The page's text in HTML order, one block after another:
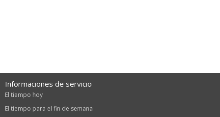
Informaciones de servicio
El tiempo hoy
El tiempo para el fin de semana